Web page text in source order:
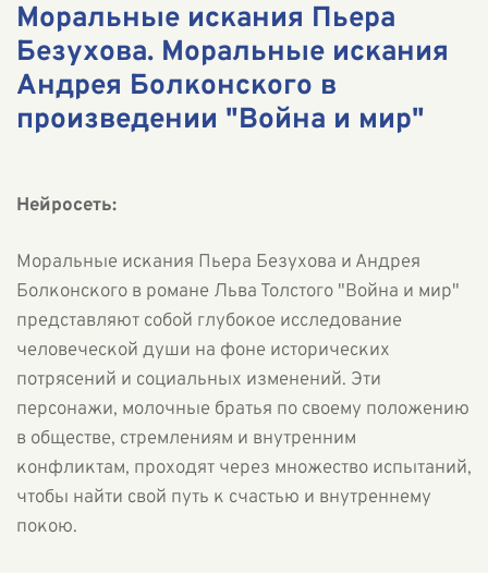
Моральные искания Пьера
Безухова. Моральные искания
Андрея Болконского в
произведении "Война и мир"
Нейросеть:
Моральные искания Пьера Безухова и Андрея
Болконского в романе Льва Толстого "Война и мир"
представляют собой глубокое исследование
человеческой души на фоне исторических
потрясений и социальных изменений. Эти
персонажи, молочные братья по своему положению
в обществе, стремлениям и внутренним
конфликтам, проходят через множество испытаний,
чтобы найти свой путь к счастью и внутреннему
покою.